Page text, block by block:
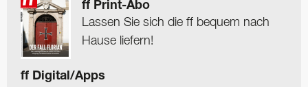
ff Print-Abo
Lassen Sie sich die ff bequem nach
Hause liefern!
ff Digital/Apps